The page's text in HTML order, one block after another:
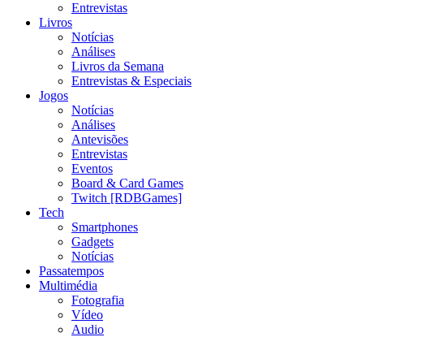
Entrevistas
Livros
Notícias
Análises
Livros da Semana
Entrevistas & Especiais
Jogos
Notícias
Análises
Antevisões
Entrevistas
Eventos
Board & Card Games
Twitch [RDBGames]
Tech
Smartphones
Gadgets
Notícias
Passatempos
Multimédia
Fotografia
Vídeo
Audio